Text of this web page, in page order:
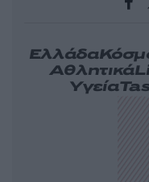
Ελλάδα
Αθλητικά
Υγεία